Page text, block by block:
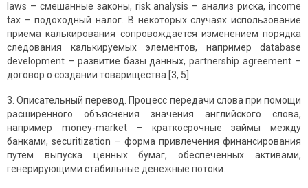
laws – смешанные законы, risk analysis – анализ риска, income
tax – подоходный налог. В некоторых случаях использование
приема калькирования сопровождается изменением порядка
следования калькируемых элементов, например database
development – развитие базы данных, partnership agreement –
договор о создании товарищества [3, 5].
3. Описательный перевод. Процесс передачи слова при помощи
расширенного объяснения значения английского слова,
например money-market – краткосрочные займы между
банками, securitization – форма привлечения финансирования
путем выпуска ценных бумаг, обеспеченных активами,
генерирующими стабильные денежные потоки.